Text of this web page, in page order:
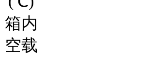
箱内
空载